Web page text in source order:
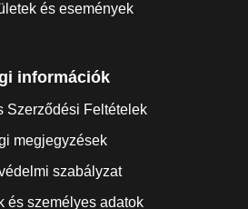
és események
információk
Szerződési Feltételek
megjegyzések
szabályzat
és személyes adatok